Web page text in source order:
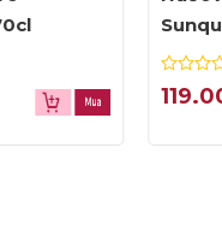
0
out
5